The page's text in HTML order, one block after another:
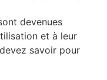
devenues
et à leur
savoir pour